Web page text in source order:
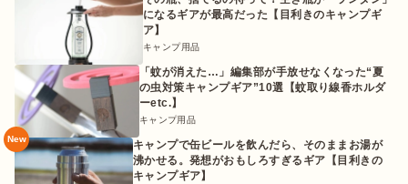
になるギアが最高だった【目利きのキャンプギ
ア】
キャンプ用品
「蚊が消えた…」編集部が手放せなくなった“夏
の虫対策キャンプギア”10選【蚊取り線香ホルダ
ーetc.】
キャンプ用品
New
キャンプで缶ビールを飲んだら、そのままお湯が
沸かせる。発想がおもしろすぎるギア【目利きの
キャンプギア】